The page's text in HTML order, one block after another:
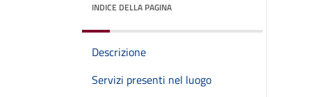
INDICE DELLA PAGINA
Descrizione
Servizi presenti nel luogo